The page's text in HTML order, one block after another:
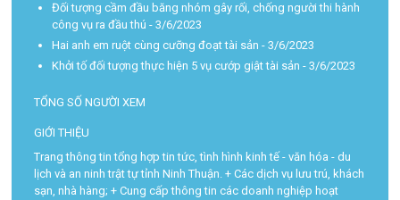
Đối tượng cầm đầu băng nhóm gây rối, chống người thi hành
công vụ ra đầu thú - 3/6/2023
Hai anh em ruột cùng cưỡng đoạt tài sản - 3/6/2023
Khởi tố đối tượng thực hiện 5 vụ cướp giật tài sản - 3/6/2023
TỔNG SỐ NGƯỜI XEM
GIỚI THIỆU
Trang thông tin tổng hợp tin tức, tình hình kinh tế - văn hóa - du
lịch và an ninh trật tự tỉnh Ninh Thuận. + Các dịch vụ lưu trú, khách
sạn, nhà hàng; + Cung cấp thông tin các doanh nghiệp hoạt